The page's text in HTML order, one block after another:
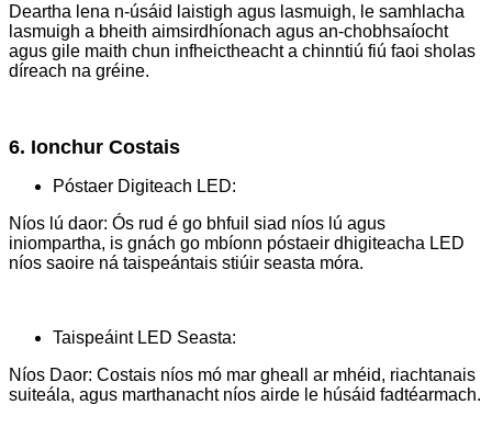
Deartha lena n-úsáid laistigh agus lasmuigh, le samhlacha
lasmuigh a bheith aimsirdhíonach agus an-chobhsaíocht
agus gile maith chun infheictheacht a chinntiú fiú faoi sholas
díreach na gréine.
6. Ionchur Costais
Póstaer Digiteach LED:
Níos lú daor: Ós rud é go bhfuil siad níos lú agus
iniompartha, is gnách go mbíonn póstaeir dhigiteacha LED
níos saoire ná taispeántais stiúir seasta móra.
Taispeáint LED Seasta:
Níos Daor: Costais níos mó mar gheall ar mhéid, riachtanais
suiteála, agus marthanacht níos airde le húsáid fadtéarmach.